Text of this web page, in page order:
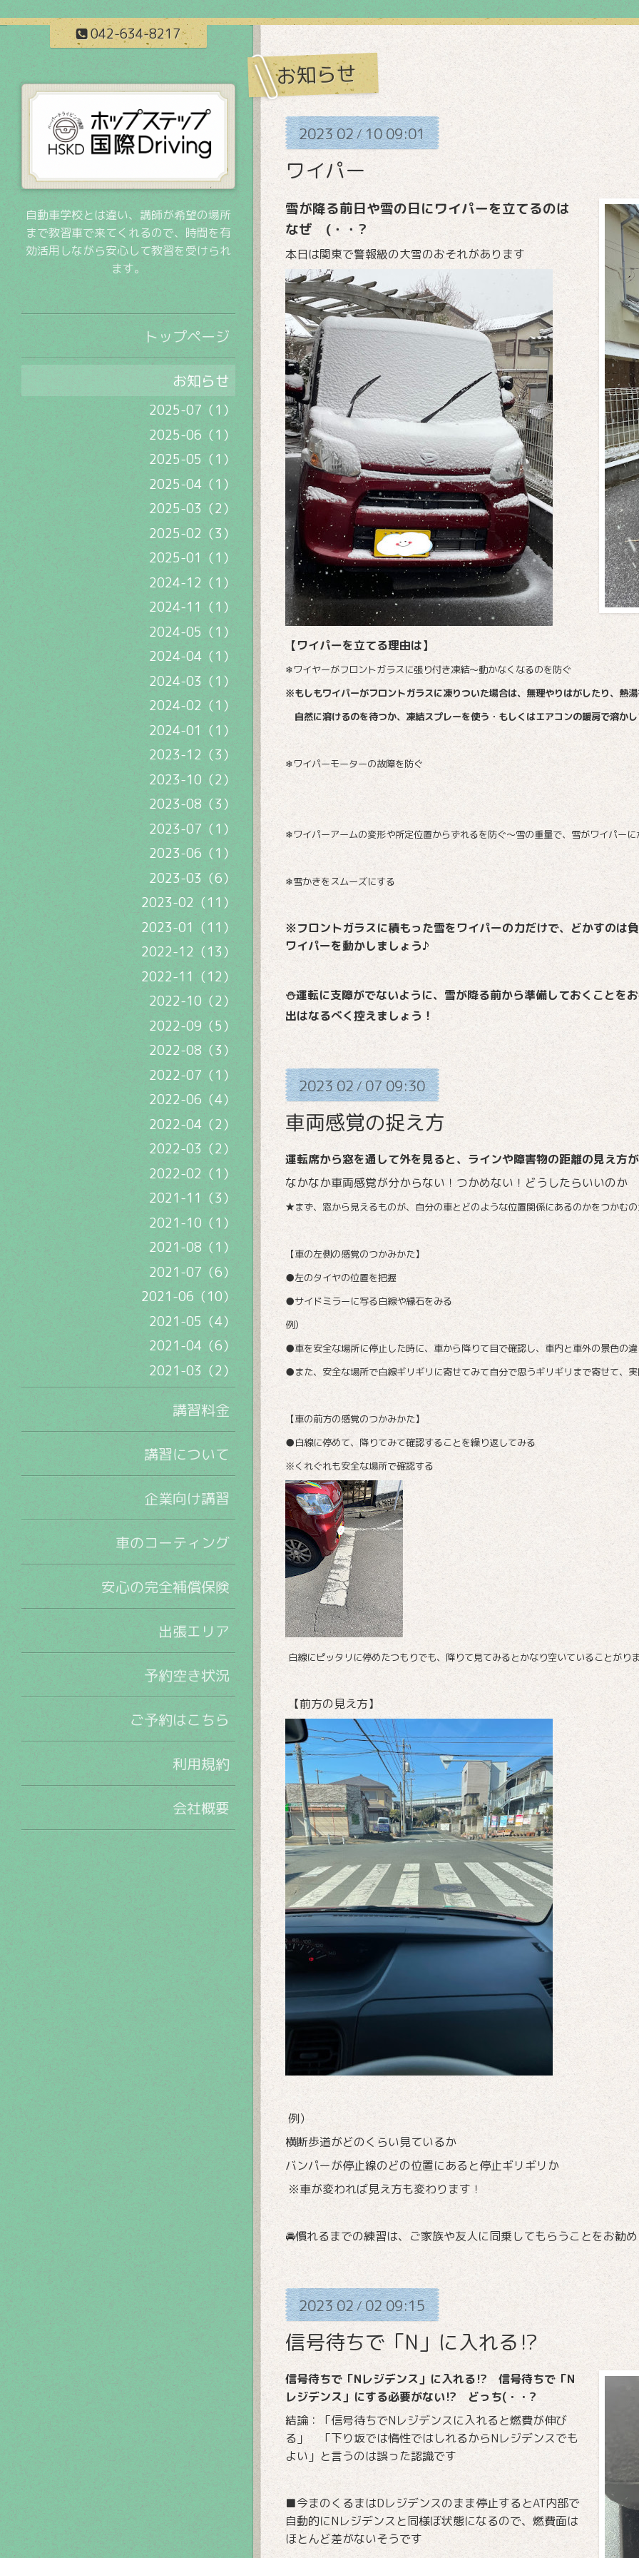
042-634-8217
お知らせ
202302/1009:01
ワイパー
雪が降る前日や雪の日にワイパーを立てるのは
なぜ (・・?
本日は関東で警報級の大雪のおそれがあります
【ワイパーを立てる理由は】
❄ワイヤーがフロントガラスに張り付き凍結～動かなくなるのを防ぐ
※もしもワイパーがフロントガラスに凍りついた場合は、無理やりはがしたり、熱
自然に溶けるのを待つか、凍結スプレーを使う・もしくはエアコンの暖房で溶か
❄ワイパーモーターの故障を防ぐ
❄ワイパーアームの変形や所定位置からずれるを防ぐ～雪の重量で、雪がワイパー
❄雪かきをスムーズにする
※フロントガラスに積もった雪をワイパーの力だけで、どかすのは
ワイパーを動かしましょう♪
⛄運転に支障がでないように、雪が降る前から準備しておくことを
出はなるべく控えましょう！
202302/0709:30
車両感覚の捉え方
運転席から窓を通して外を見ると、ラインや障害物の距離の見え方
なかなか車両感覚が分からない！つかめない！どうしたらいいのか
★まず、窓から見えるものが、自分の車とどのような位置関係にあるのかをつかむ
【車の左側の感覚のつかみかた】
●左のタイヤの位置を把握
●サイドミラーに写る白線や縁石をみる
例）
●車を安全な場所に停止した時に、車から降りて目で確認し、車内と車外の景色の
●また、安全な場所で白線ギリギリに寄せてみて自分で思うギリギリまで寄せて、
【車の前方の感覚のつかみかた】
●白線に停めて、降りてみて確認することを繰り返してみる
※くれぐれも安全な場所で確認する
白線にピッタリに停めたつもりでも、降りて見てみるとかなり空いていることがり
【前方の見え方】
例）
横断歩道がどのくらい見ているか
バンパーが停止線のどの位置にあると停止ギリギリか
※車が変われば見え方も変わります！
🚘慣れるまでの練習は、ご家族や友人に同乗してもらうことをお勧
202302/0209:15
信号待ちで「N」に入れる⁉
信号待ちで「Nレジデンス」に入れる⁉ 信号待ちで「N
レジデンス」にする必要がない⁉ どっち(・・?
結論：「信号待ちでNレジデンスに入れると燃費が伸び
る」 「下り坂では惰性ではしれるからNレジデンスでも
よい」と言うのは誤った認識です
■今まのくるまはDレジデンスのまま停止するとAT内部で
自動的にNレジデンスと同様ぼ状態になるので、燃費面は
ほとんど差がないそうです
自動車学校とは違い、講師が希望の場所
まで教習車で来てくれるので、時間を有
効活用しながら安心して教習を受けられ
ます。
トップページ
お知らせ
2025-07（1）
2025-06（1）
2025-05（1）
2025-04（1）
2025-03（2）
2025-02（3）
2025-01（1）
2024-12（1）
2024-11（1）
2024-05（1）
2024-04（1）
2024-03（1）
2024-02（1）
2024-01（1）
2023-12（3）
2023-10（2）
2023-08（3）
2023-07（1）
2023-06（1）
2023-03（6）
2023-02（11）
2023-01（11）
2022-12（13）
2022-11（12）
2022-10（2）
2022-09（5）
2022-08（3）
2022-07（1）
2022-06（4）
2022-04（2）
2022-03（2）
2022-02（1）
2021-11（3）
2021-10（1）
2021-08（1）
2021-07（6）
2021-06（10）
2021-05（4）
2021-04（6）
2021-03（2）
講習料金
講習について
企業向け講習
車のコーティング
安心の完全補償保険
出張エリア
予約空き状況
ご予約はこちら
利用規約
会社概要